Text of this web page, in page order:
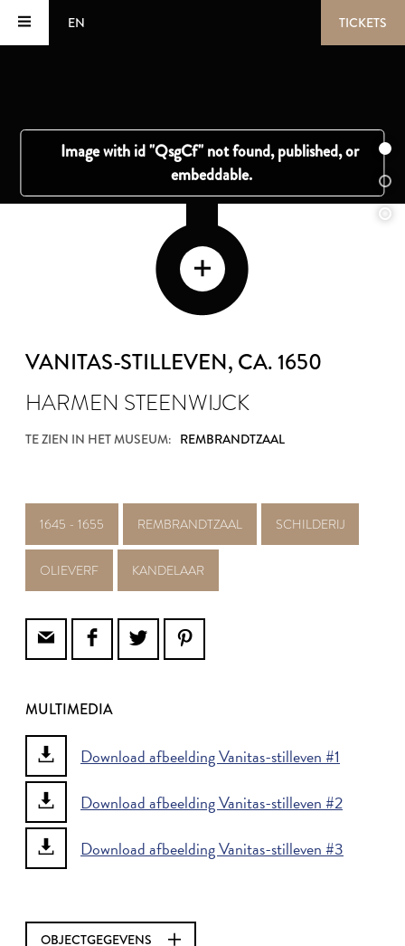
EN TICKETS
VANITAS-STILLEVEN, CA. 1650
HARMEN STEENWIJCK
TE ZIEN IN HET MUSEUM: REMBRANDTZAAL
1645 - 1655 REMBRANDTZAAL SCHILDERIJ
OLIEVERF KANDELAAR
MULTIMEDIA
Download afbeelding Vanitas-stilleven #1
Download afbeelding Vanitas-stilleven #2
Download afbeelding Vanitas-stilleven #3
OBJECTGEGEVENS